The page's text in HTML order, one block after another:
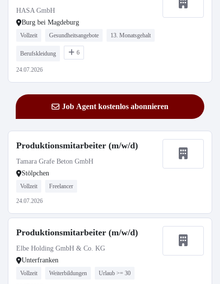
HASA GmbH
Burg bei Magdeburg
Vollzeit Gesundheitsangebote 13. Monatsgehalt
Berufskleidung 6
24.07.2026
Job Agent kostenlos abonnieren
Produktionsmitarbeiter (m/w/d)
Tamara Grafe Beton GmbH
Stölpchen
Vollzeit Freelancer
24.07.2026
Produktionsmitarbeiter (m/w/d)
Elbe Holding GmbH & Co. KG
Unterfranken
Vollzeit Weiterbildungen Urlaub >= 30